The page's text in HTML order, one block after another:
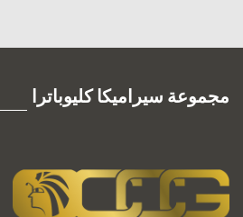
مجموعة سيراميكا كليوباترا